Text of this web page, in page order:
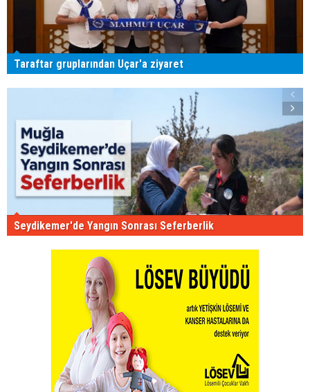
Taraftar gruplarından Uçar'a ziyaret
Seydikemer'de Yangın Sonrası Seferberlik